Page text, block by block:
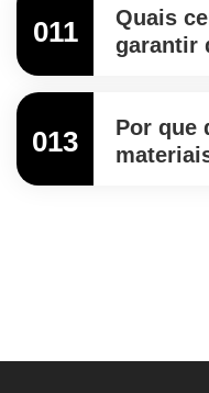
011
Quais
garantir
013
Por que